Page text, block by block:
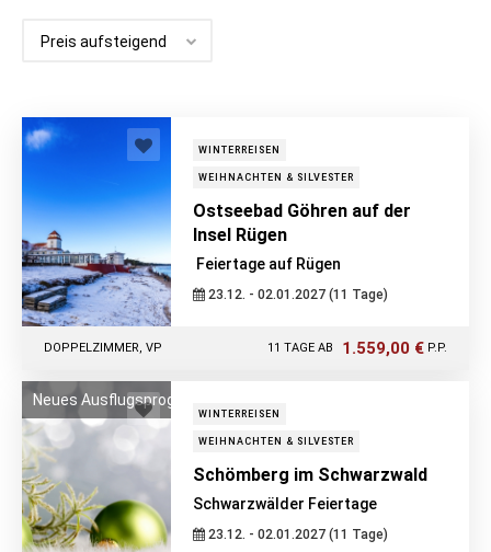
WINTERREISEN
WEIHNACHTEN & SILVESTER
Ostseebad Göhren auf der
Insel Rügen
Feiertage auf Rügen
23.12. - 02.01.2027 (11 Tage)
11 TAGE AB 1.559,00 € P.P.
DOPPELZIMMER, VP
Neues Ausflugsprogramm!
WINTERREISEN
WEIHNACHTEN & SILVESTER
Schömberg im Schwarzwald
Schwarzwälder Feiertage
23.12. - 02.01.2027 (11 Tage)